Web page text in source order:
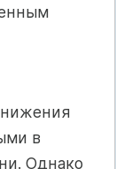
в
Однако